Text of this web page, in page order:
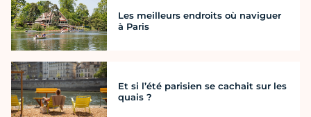
Les meilleurs endroits où naviguer
à Paris
Et si l’été parisien se cachait sur les
quais ?